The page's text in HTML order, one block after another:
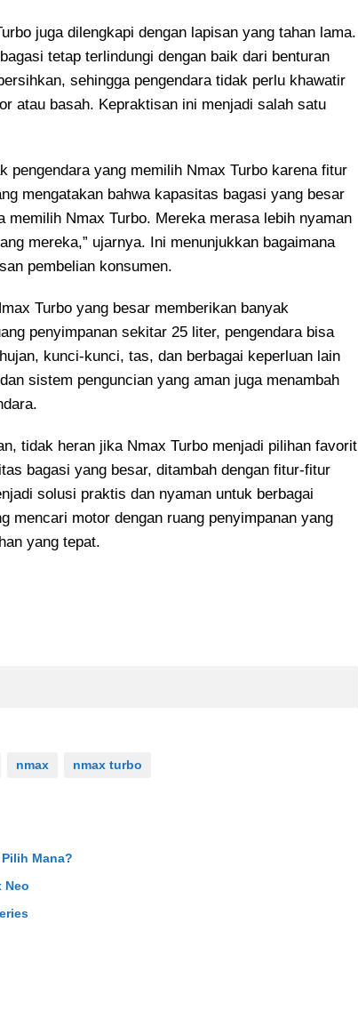
juga dilengkapi dengan lapisan yang tahan lama.
tetap terlindungi dengan baik dari benturan
sehingga pengendara tidak perlu khawatir
atau basah. Kepraktisan ini menjadi salah satu
pengendara yang memilih Nmax Turbo karena fitur
mengatakan bahwa kapasitas bagasi yang besar
memilih Nmax Turbo. Mereka merasa lebih nyaman
mereka,” ujarnya. Ini menunjukkan bagaimana
pembelian konsumen.
Turbo yang besar memberikan banyak
penyimpanan sekitar 25 liter, pengendara bisa
kunci-kunci, tas, dan berbagai keperluan lain
sistem penguncian yang aman juga menambah
tidak heran jika Nmax Turbo menjadi pilihan favorit
bagasi yang besar, ditambah dengan fitur-fitur
solusi praktis dan nyaman untuk berbagai
mencari motor dengan ruang penyimpanan yang
yang tepat.
nmax nmax turbo
Mana?
Neo